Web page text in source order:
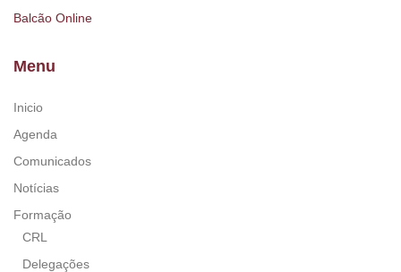
Balcão Online
Menu
Inicio
Agenda
Comunicados
Notícias
Formação
CRL
Delegações